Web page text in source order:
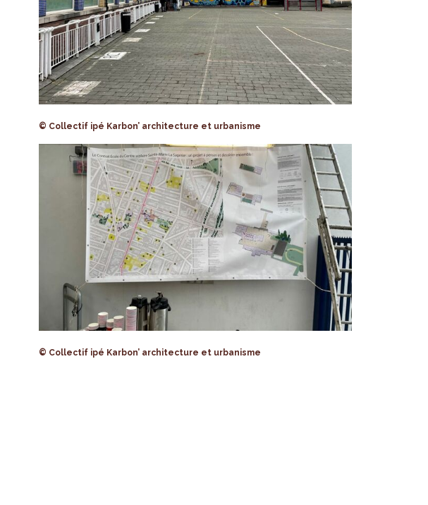
© Collectif ipé Karbon’ architecture et urbanisme
© Collectif ipé Karbon’ architecture et urbanisme